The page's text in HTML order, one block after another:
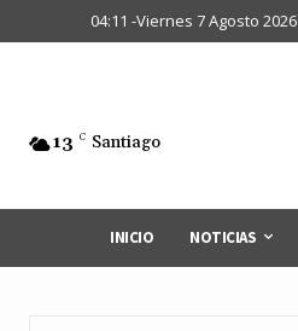
04:11 -Viernes 7 Agosto 2026
13 C Santiago
INICIO NOTICIAS